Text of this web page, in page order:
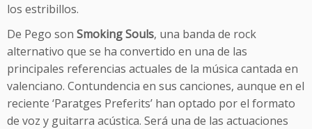
los estribillos.
De Pego son Smoking Souls, una banda de rock
alternativo que se ha convertido en una de las
principales referencias actuales de la música cantada en
valenciano. Contundencia en sus canciones, aunque en el
reciente ‘Paratges Preferits’ han optado por el formato
de voz y guitarra acústica. Será una de las actuaciones